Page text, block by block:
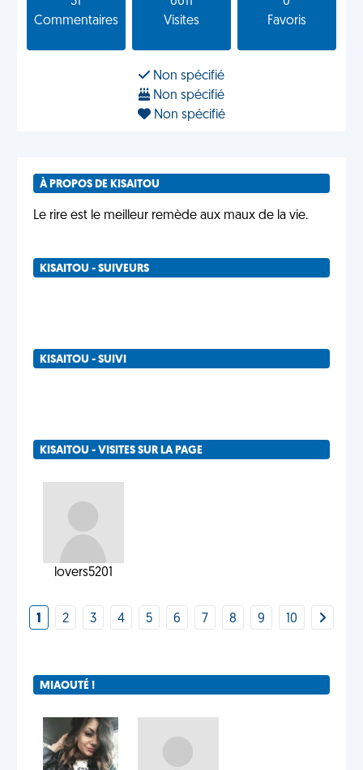
Commentaires
Visites
Favoris
Non spécifié
Non spécifié
Non spécifié
À PROPOS DE KISAITOU
Le rire est le meilleur remède aux maux de la vie.
KISAITOU - SUIVEURS
KISAITOU - SUIVI
KISAITOU - VISITES SUR LA PAGE
lovers5201
1 2 3 4 5 6 7 8 9 10
MIAOUTÉ !